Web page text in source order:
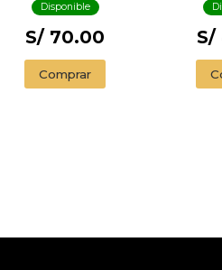
Disponible
S/ 70.00
Comprar
S/